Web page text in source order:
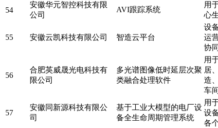
54
安徽华元智控科技有限
公司
AVI跟踪系统
用
心
55 安徽云凯科技有限公司 智造云平台
设
运
协
56
合肥英威晟光电科技有
限公司
多光谱图像低时延层次聚
类融合处理软件
用
居
造
车
57
安徽同新源科技有限公
司
基于工业大模型的电厂设
备全生命周期管理系统
用
设
各